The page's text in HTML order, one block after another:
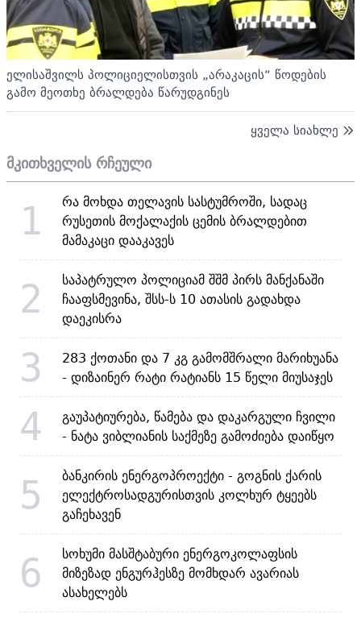
ელისაშვილს პოლიციელისთვის „არაკაცის“ წოდების
გამო მეოთხე ბრალდება წარუდგინეს
ყველა სიახლე
მკითხველის რჩეული
1
რა მოხდა თელავის სასტუმროში, სადაც
რუსეთის მოქალაქის ცემის ბრალდებით
მამაკაცი დააკავეს
2
საპატრულო პოლიციამ შშმ პირს მანქანაში
ჩააფსმევინა, შსს-ს 10 ათასის გადახდა
დაეკისრა
3
283 ქოთანი და 7 კგ გამომშრალი მარიხუანა
- დიზაინერ რატი რატიანს 15 წელი მიუსაჯეს
4
გაუპატიურება, წამება და დაკარგული ჩვილი
- ნატა ვიბლიანის საქმეზე გამოძიება დაიწყო
5
ბანკირის ენერგოპროექტი - გოგნის ქარის
ელექტროსადგურისთვის კოლხურ ტყეებს
გაჩეხავენ
6
სოხუმი მასშტაბური ენერგოკოლაფსის
მიზეზად ენგურჰესზე მომხდარ ავარიას
ასახელებს